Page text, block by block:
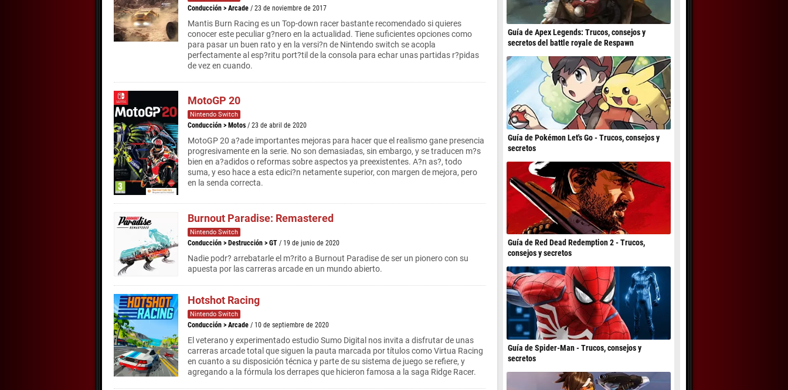
Conducción > Arcade / 23 de noviembre de 2017
Mantis Burn Racing es un Top-down racer bastante recomendado si quieres
conocer este peculiar g?nero en la actualidad. Tiene suficientes opciones como
para pasar un buen rato y en la versi?n de Nintendo switch se acopla
perfectamente al esp?ritu port?til de la consola para echar unas partidas r?pidas
de vez en cuando.
MotoGP 20
Nintendo Switch
Conducción > Motos / 23 de abril de 2020
MotoGP 20 a?ade importantes mejoras para hacer que el realismo gane presencia
progresivamente en la serie. No son demasiadas, sin embargo, y se traducen m?s
bien en a?adidos o reformas sobre aspectos ya preexistentes. A?n as?, todo
suma, y eso hace a esta edici?n netamente superior, con margen de mejora, pero
en la senda correcta.
Burnout Paradise: Remastered
Nintendo Switch
Conducción > Destrucción > GT / 19 de junio de 2020
Nadie podr? arrebatarle el m?rito a Burnout Paradise de ser un pionero con su
apuesta por las carreras arcade en un mundo abierto.
Hotshot Racing
Nintendo Switch
Conducción > Arcade / 10 de septiembre de 2020
El veterano y experimentado estudio Sumo Digital nos invita a disfrutar de unas
carreras arcade total que siguen la pauta marcada por títulos como Virtua Racing
en cuanto a su disposición técnica y parte de su sistema de juego se refiere, y
agregando a la fórmula los derrapes que hicieron famosa a la saga Ridge Racer.
Guía de Apex Legends: Trucos, consejos y
secretos del battle royale de Respawn
Guía de Pokémon Let's Go - Trucos, consejos y
secretos
Guía de Red Dead Redemption 2 - Trucos,
consejos y secretos
Guía de Spider-Man - Trucos, consejos y
secretos